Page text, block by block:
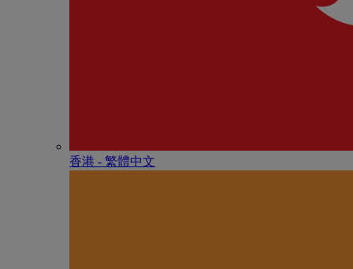
香港 - 繁體中文